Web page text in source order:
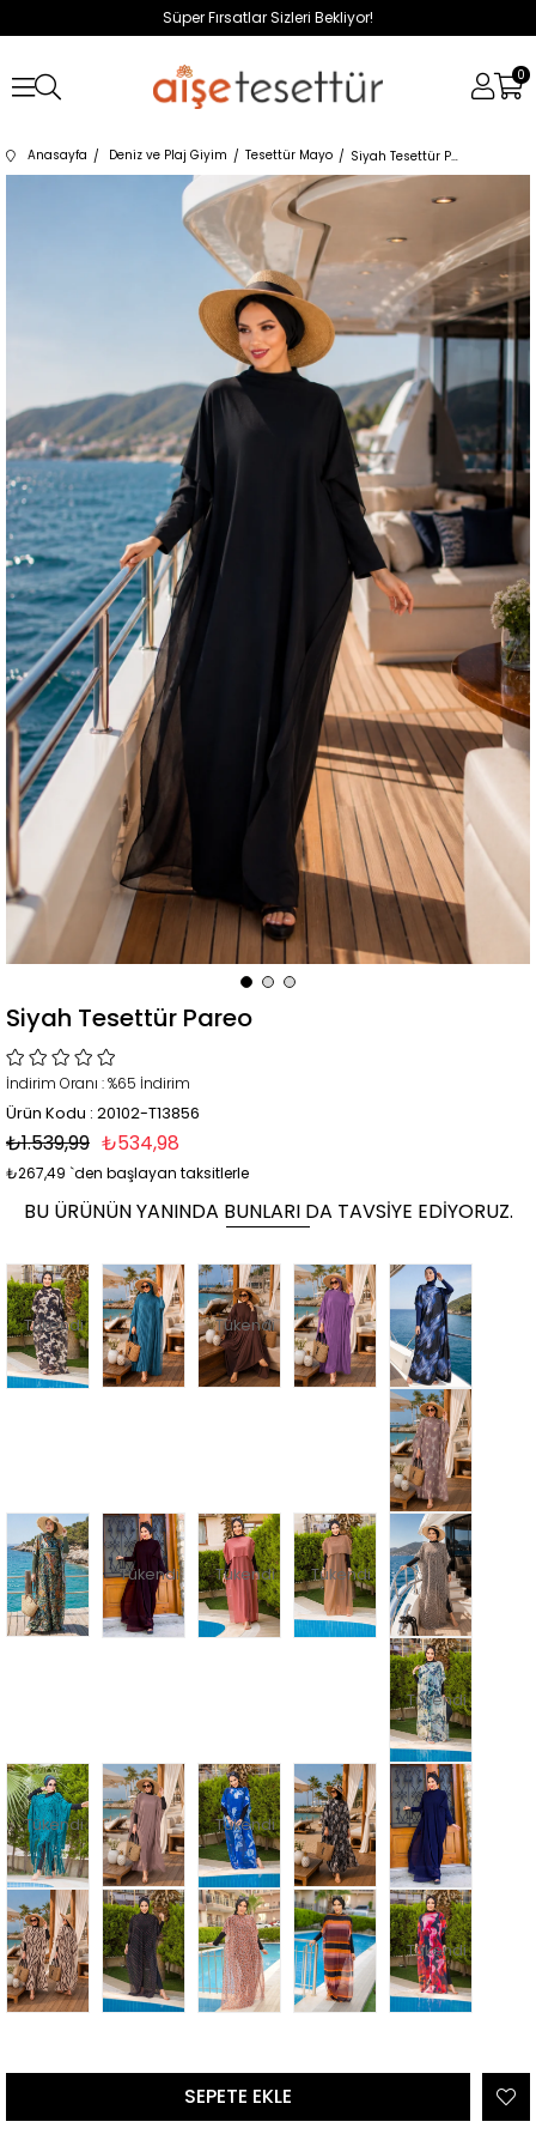
Süper Fırsatlar Sizleri Bekliyor!
0
Anasayfa Deniz ve Plaj Giyim Tesettür Mayo Siyah Tesettür Pareo
Siyah Tesettür Pareo
İndirim Oranı :%65 İndirim
Ürün Kodu : 20102-T13856
₺1.539,99 ₺534,98
₺267,49 `den başlayan taksitlerle
BU ÜRÜNÜN YANINDA BUNLARI DA TAVSIYE EDIYORUZ.
Tükendi Tükendi
Tükendi Tükendi Tükendi
Tükendi
Tükendi Tükendi
Tükendi